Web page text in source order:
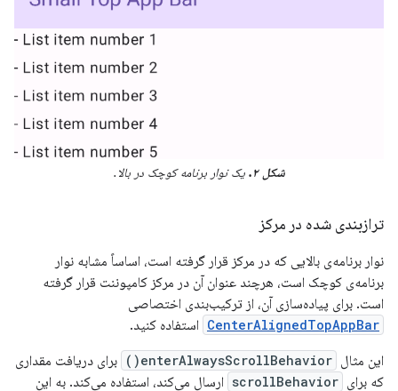
شکل ۲. یک نوار برنامه کوچک در بالا.
ترازبندی شده در مرکز
نوار برنامه‌ی بالایی که در مرکز قرار گرفته است، اساساً مشابه نوار
برنامه‌ی کوچک است، هرچند عنوان آن در مرکز کامپوننت قرار گرفته
است. برای پیاده‌سازی آن، از ترکیب‌بندی اختصاصی
CenterAlignedTopAppBar استفاده کنید.
این مثال enterAlwaysScrollBehavior()
برای دریافت مقداری
که برای scrollBehavior ارسال می‌کند، استفاده می‌کند. به این